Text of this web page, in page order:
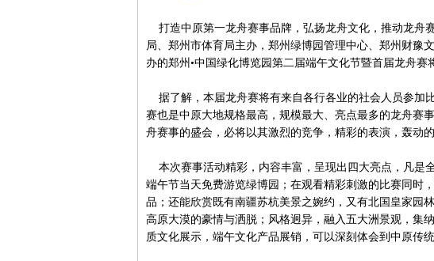
打造中原第一龙舟赛事品牌，弘扬龙舟文化，推动龙舟
局、郑州市体育局主办，郑州绿博园管理中心、郑州财豫
办的郑州•中国绿化博览园第二届端午文化节暨首届龙舟赛
据了解，本届龙舟赛将有来自各行各业的社会人员参加
赛也是中原大地规格最高，规模最大、亮点最多的龙舟赛
舟赛事的盛会，必将以其激烈的竞争，精彩的表演，轰动
本次赛事活动精彩，内容丰富，呈现出四大亮点，凡是
端午节当天免费游览绿博园；在观看精彩刺激的比赛同时
品；还能欣赏既有南疆苏杭美景之婉约，又有北国皇家园
高原大漠的豪情与洒脱；风格迥异，融入五大洲景观，集
质文化展示，端午文化产品展销，可以深刻体会到中原传统